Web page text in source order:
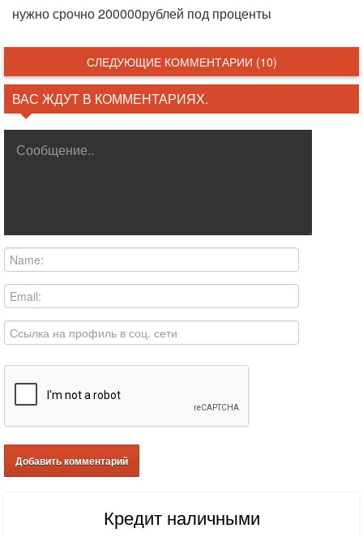
нужно срочно 200000рублей под проценты
СЛЕДУЮЩИЕ КОММЕНТАРИИ (10)
ВАС ЖДУТ В КОММЕНТАРИЯХ.
Кредит наличными